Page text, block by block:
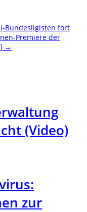
Bundesligisten fort
Premiere der
→
(Video)
zur